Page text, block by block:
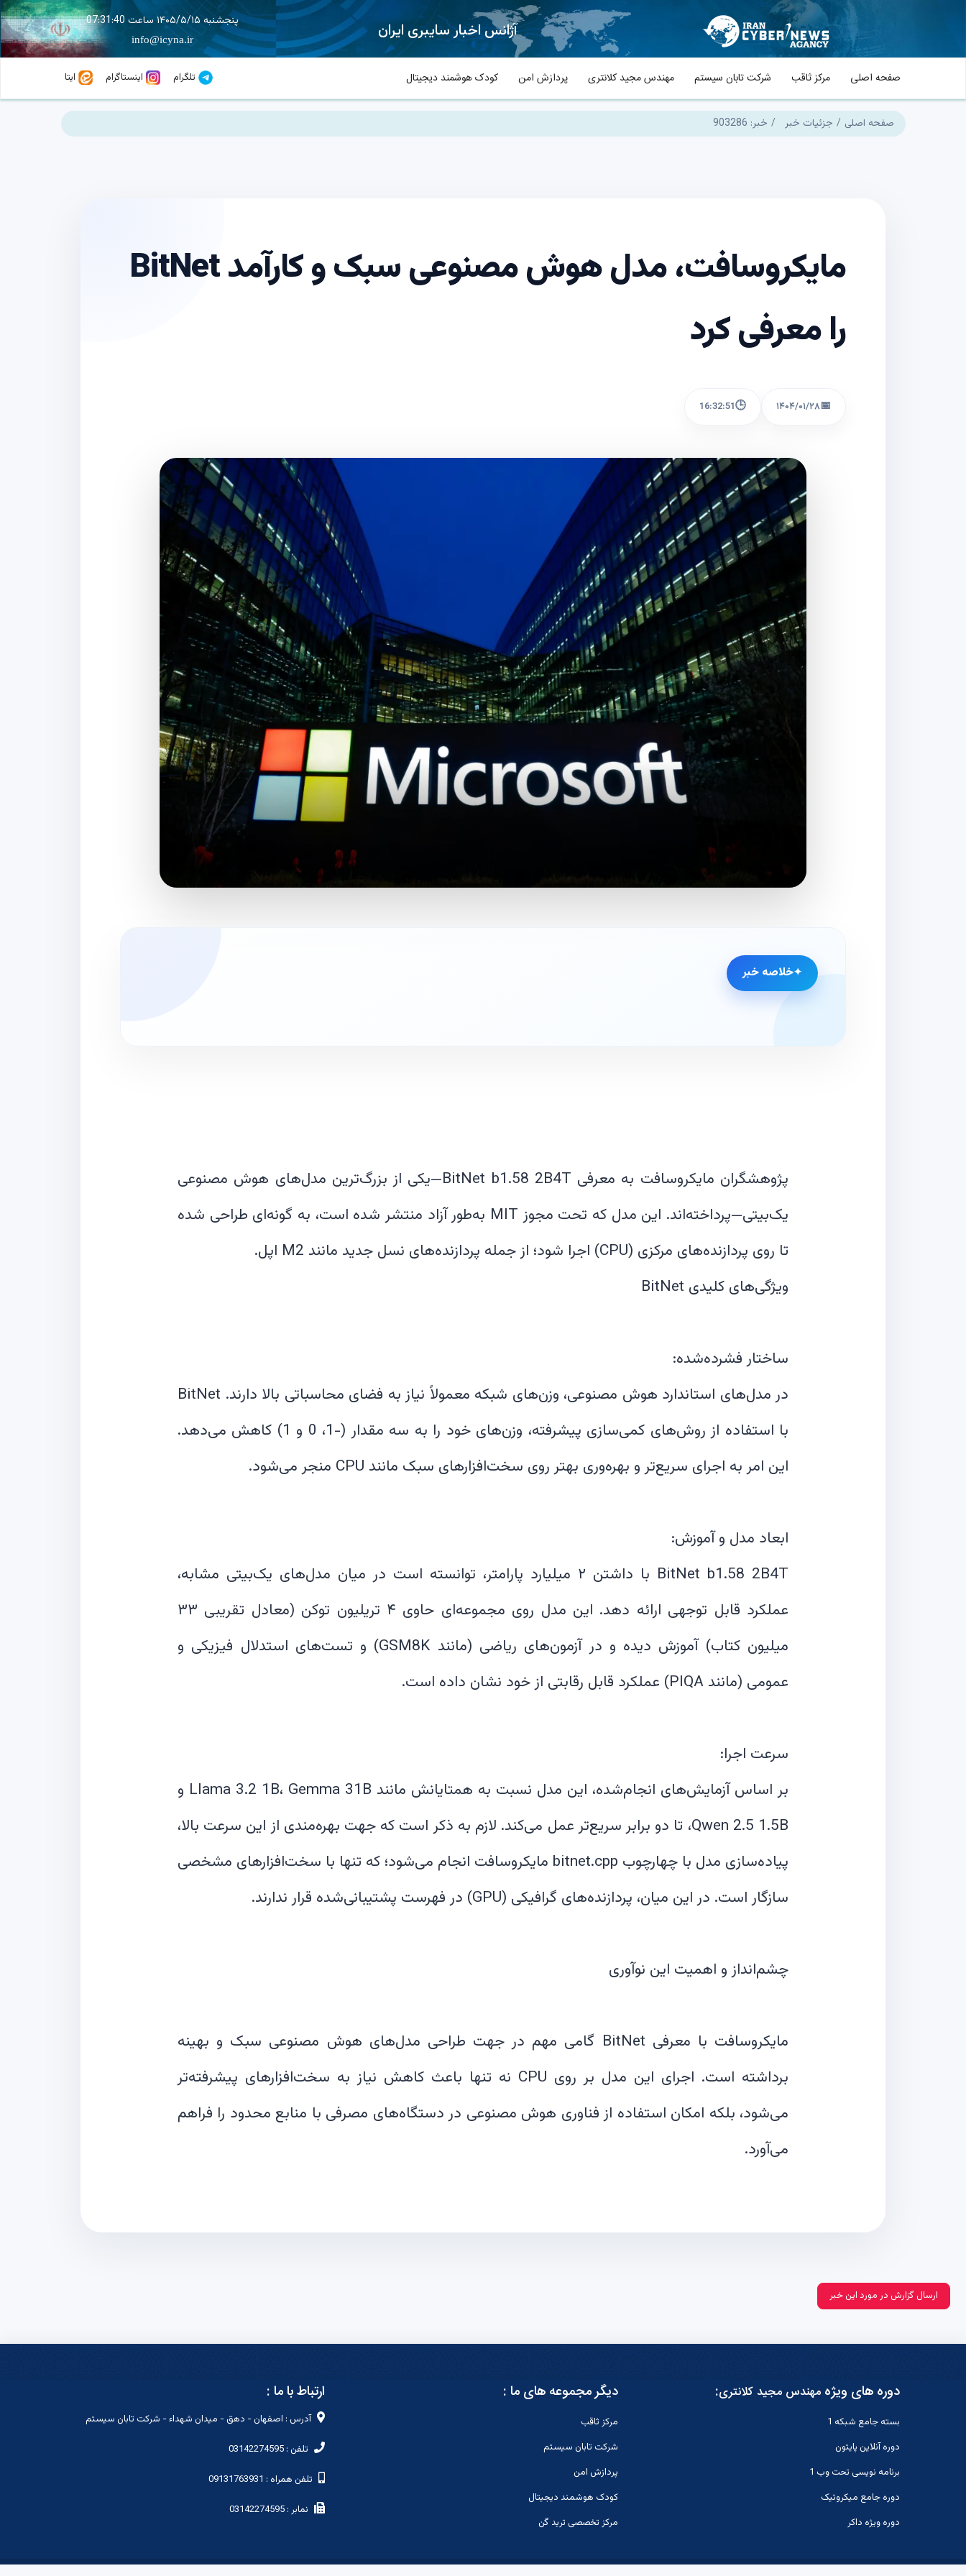
آژانس اخبار سایبری ایران پنجشنبه ۱۴۰۵/۵/۱۵ ساعت 07:31:41
info@icyna.ir
تلگرام اینستاگرام ایتا صفحه اصلی مرکز ثاقب شرکت تابان سیستم مهندس مجید کلانتری پردازش امن کودک هوشمند دیجیتال
صفحه اصلی جزئیات خبر خبر: 903286
مایکروسافت، مدل هوش مصنوعی سبک و کارآمد BitNet
را معرفی کرد
📅۱۴۰۴/۰۱/۲۸ 🕒
16:32:51
خلاصه خبر
پژوهشگران مایکروسافت به معرفی BitNet b1.58 2B4T—یکی از بزرگ‌ترین مدل‌های هوش مصنوعی
یک‌بیتی—پرداخته‌اند. این مدل که تحت مجوز MIT به‌طور آزاد منتشر شده است، به گونه‌ای طراحی شده
در مدل‌های استاندارد هوش مصنوعی، وزن‌های شبکه معمولاً نیاز به فضای محاسباتی بالا دارند. BitNet
با استفاده از روش‌های کمی‌سازی پیشرفته، وزن‌های خود را به سه مقدار (-1، 0 و 1) کاهش می‌دهد.
BitNet b1.58 2B4T با داشتن ۲ میلیارد پارامتر، توانسته است در میان مدل‌های یک‌بیتی مشابه،
عملکرد قابل توجهی ارائه دهد. این مدل روی مجموعه‌ای حاوی ۴ تریلیون توکن (معادل تقریبی ۳۳
میلیون کتاب) آموزش دیده و در آزمون‌های ریاضی (مانند GSM8K) و تست‌های استدلال فیزیکی و
بر اساس آزمایش‌های انجام‌شده، این مدل نسبت به همتایانش مانند Llama 3.2 1B، Gemma 31B و
Qwen 2.5 1.5B، تا دو برابر سریع‌تر عمل می‌کند. لازم به ذکر است که جهت بهره‌مندی از این سرعت بالا،
پیاده‌سازی مدل با چهارچوب bitnet.cpp مایکروسافت انجام می‌شود؛ که تنها با سخت‌افزارهای مشخصی
مایکروسافت با معرفی BitNet گامی مهم در جهت طراحی مدل‌های هوش مصنوعی سبک و بهینه
برداشته است. اجرای این مدل بر روی CPU نه تنها باعث کاهش نیاز به سخت‌افزارهای پیشرفته‌تر
می‌شود، بلکه امکان استفاده از فناوری هوش مصنوعی در دستگاه‌های مصرفی با منابع محدود را فراهم
می‌آورد.
ارسال گزارش در مورد این خبر
دوره های ویژهمهندس مجید کلانتری:
بسته جامع شبکه 1
دوره آنلاین پایتون
برنامه نویسی تحت وب 1
دوره جامع میکروتیک
دوره ویژه داکر
دیگر مجموعه های ما :
مرکز ثاقب
شرکت تابان سیستم
پردازش امن
کودک هوشمند دیجیتال
مرکز تخصصی ترید گن
ارتباط با ما :
آدرس : اصفهان - دهق - میدان شهداء - شرکت تابان سیستم
تلفن : 03142274595
تلفن همراه : 09131763931
نمابر : 03142274595